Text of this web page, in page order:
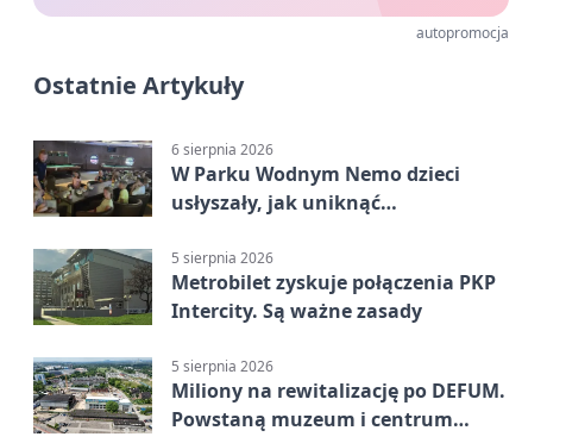
autopromocja
Ostatnie Artykuły
6 sierpnia 2026
W Parku Wodnym Nemo dzieci
usłyszały, jak uniknąć
5 sierpnia 2026
Metrobilet zyskuje połączenia PKP
Intercity. Są ważne zasady
5 sierpnia 2026
Miliony na rewitalizację po DEFUM.
Powstaną muzeum i centrum